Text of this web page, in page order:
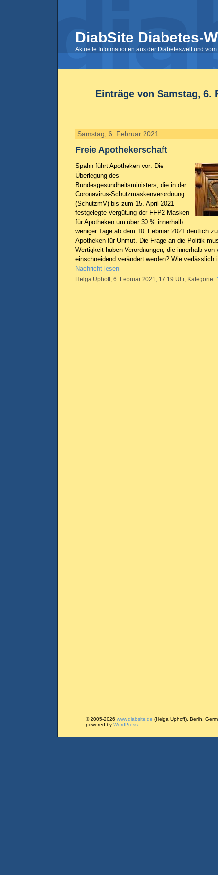
DiabSite Diabetes-
Aktuelle Informationen aus der Diabeteswelt und
Einträge von Samstag, 6.
Samstag, 6. Februar 2021
Freie Apothekerschaft
Spahn führt Apotheken vor: Die
Überlegung des
Bundesgesundheitsministers, die in der
Coronavirus-Schutzmaskenverordnung
(SchutzmV) bis zum 15. April 2021
festgelegte Vergütung der FFP2-Masken
für Apotheken um über 30 % innerhalb
weniger Tage ab dem 10. Februar 2021 deutlich
Apotheken für Unmut. Die Frage an die Politik
Wertigkeit haben Verordnungen, die innerhalb von
einschneidend verändert werden? Wie verlässlich
Nachricht lesen
Helga Uphoff, 6. Februar 2021, 17.19 Uhr, Kategorie:
© 2005-2026 www.diabsite.de (Helga Uphoff), Berlin,
powered by WordPress.